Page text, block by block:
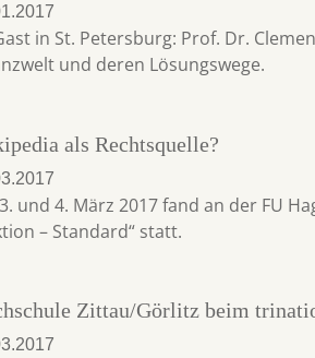
in St. Petersburg: Prof. Dr.
und deren Lösungswege.
als Rechtsquelle?
und 4. März 2017 fand an der FU
– Standard“ statt.
Zittau/Görlitz beim